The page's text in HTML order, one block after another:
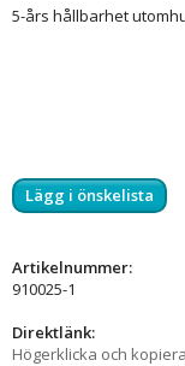
5-års hållbarhet
Lägg i önskelista
Artikelnummer:
910025-1
Direktlänk:
Högerklicka och